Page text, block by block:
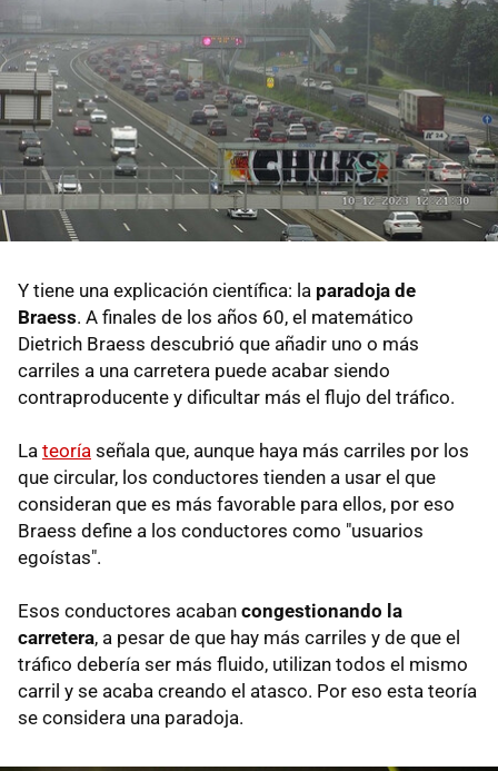
Y tiene una explicación científica: la paradoja de
Braess. A finales de los años 60, el matemático
Dietrich Braess descubrió que añadir uno o más
carriles a una carretera puede acabar siendo
contraproducente y dificultar más el flujo del tráfico.
La teoría señala que, aunque haya más carriles por los
que circular, los conductores tienden a usar el que
consideran que es más favorable para ellos, por eso
Braess define a los conductores como "usuarios
egoístas".
Esos conductores acaban congestionando la
carretera, a pesar de que hay más carriles y de que el
tráfico debería ser más fluido, utilizan todos el mismo
carril y se acaba creando el atasco. Por eso esta teoría
se considera una paradoja.